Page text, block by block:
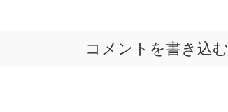
コメントを書き込む